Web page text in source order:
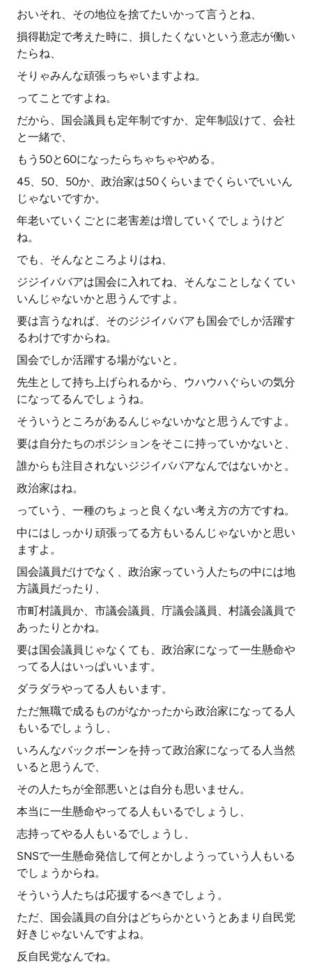
おいそれ、その地位を捨てたいかって言うとね、
損得勘定で考えた時に、損したくないという意志が働い
たらね、
そりゃみんな頑張っちゃいますよね。
ってことですよね。
だから、国会議員も定年制ですか、定年制設けて、会社
と一緒で、
もう50と60になったらちゃちゃやめる。
45、50、50か、政治家は50くらいまでくらいでいいん
じゃないですか。
年老いていくごとに老害差は増していくでしょうけど
ね。
でも、そんなところよりはね、
ジジイババアは国会に入れてね、そんなことしなくてい
いんじゃないかと思うんですよ。
要は言うなれば、そのジジイババアも国会でしか活躍す
るわけですからね。
国会でしか活躍する場がないと。
先生として持ち上げられるから、ウハウハぐらいの気分
になってるんでしょうね。
そういうところがあるんじゃないかなと思うんですよ。
要は自分たちのポジションをそこに持っていかないと、
誰からも注目されないジジイババアなんではないかと。
政治家はね。
っていう、一種のちょっと良くない考え方の方ですね。
中にはしっかり頑張ってる方もいるんじゃないかと思い
ますよ。
国会議員だけでなく、政治家っていう人たちの中には地
方議員だったり、
市町村議員か、市議会議員、庁議会議員、村議会議員で
あったりとかね。
要は国会議員じゃなくても、政治家になって一生懸命や
ってる人はいっぱいいます。
ダラダラやってる人もいます。
ただ無職で成るものがなかったから政治家になってる人
もいるでしょうし、
いろんなバックボーンを持って政治家になってる人当然
いると思うんで、
その人たちが全部悪いとは自分も思いません。
本当に一生懸命やってる人もいるでしょうし、
志持ってやる人もいるでしょうし、
SNSで一生懸命発信して何とかしようっていう人もいる
でしょうからね。
そういう人たちは応援するべきでしょう。
ただ、国会議員の自分はどちらかというとあまり自民党
好きじゃないんですよね。
反自民党なんでね。